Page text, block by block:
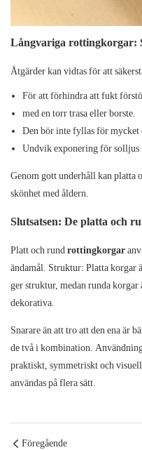
Långvariga rottingkorgar:
Åtgärder kan vidtas för att
För att förhindra att fukt
med en torr trasa eller borste.
Den bör inte fyllas för
Undvik exponering för solljus
Genom gott underhåll kan platta
skönhet med åldern.
Slutsatsen: De platta och
Platt och rund rottingkorgar
ändamål. Struktur: Platta korgar
ger struktur, medan runda
dekorativa.
Snarare än att tro att den ena är
de två i kombination.
praktiskt, symmetriskt och
användas på flera sätt.
Föregående